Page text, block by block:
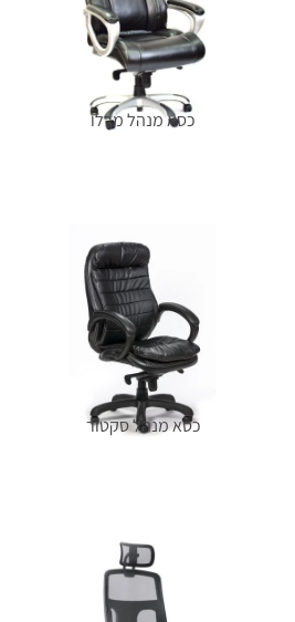
כסא מנהל מרלו
כסא מנהל סקטור